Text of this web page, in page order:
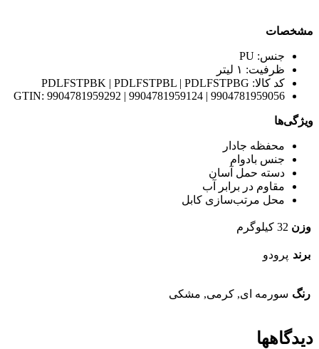
مشخصات
جنس: PU
ظرفیت: ۱ لیتر
کد کالا: PDLFSTPBK | PDLFSTPBL | PDLFSTPBG
GTIN: 9904781959292 | 9904781959124 | 9904781959056
ویژگی‌ها
محفظه جادار
جنس بادوام
دسته حمل آسان
مقاوم در برابر آب
محل مرتب‌سازی کابل
وزن 32 کیلوگرم
برند پرودو
رنگ سورمه ای, کرمی, مشکی
دیدگاهها